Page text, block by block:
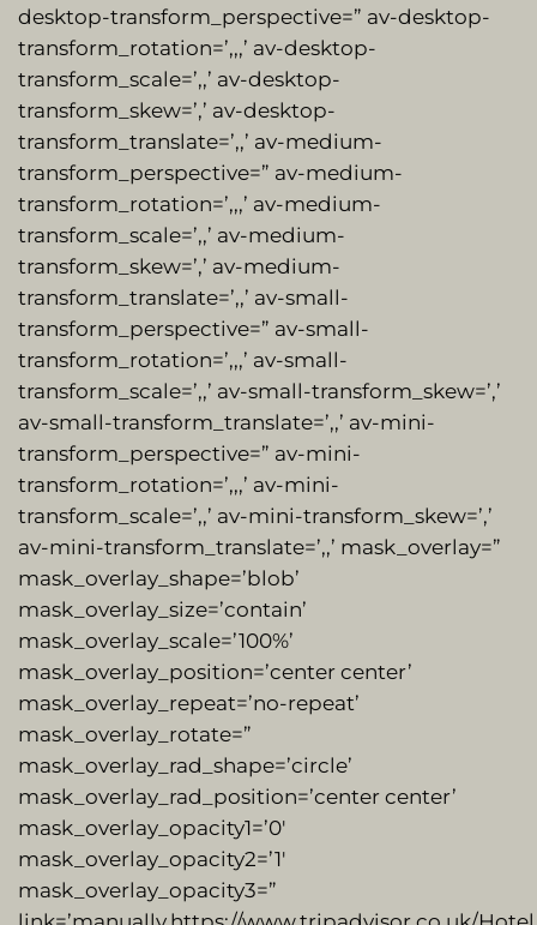
desktop-transform_perspective=” av-desktop-
transform_rotation=’,,,’ av-desktop-
transform_scale=’,,’ av-desktop-
transform_skew=’,’ av-desktop-
transform_translate=’,,’ av-medium-
transform_perspective=” av-medium-
transform_rotation=’,,,’ av-medium-
transform_scale=’,,’ av-medium-
transform_skew=’,’ av-medium-
transform_translate=’,,’ av-small-
transform_perspective=” av-small-
transform_rotation=’,,,’ av-small-
transform_scale=’,,’ av-small-transform_skew=’,’
av-small-transform_translate=’,,’ av-mini-
transform_perspective=” av-mini-
transform_rotation=’,,,’ av-mini-
transform_scale=’,,’ av-mini-transform_skew=’,’
av-mini-transform_translate=’,,’ mask_overlay=”
mask_overlay_shape=’blob’
mask_overlay_size=’contain’
mask_overlay_scale=’100%’
mask_overlay_position=’center center’
mask_overlay_repeat=’no-repeat’
mask_overlay_rotate=”
mask_overlay_rad_shape=’circle’
mask_overlay_rad_position=’center center’
mask_overlay_opacity1=’0′
mask_overlay_opacity2=’1′
mask_overlay_opacity3=”